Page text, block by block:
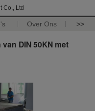
Co., Ltd
Over Ons >>
DIN 50KN met